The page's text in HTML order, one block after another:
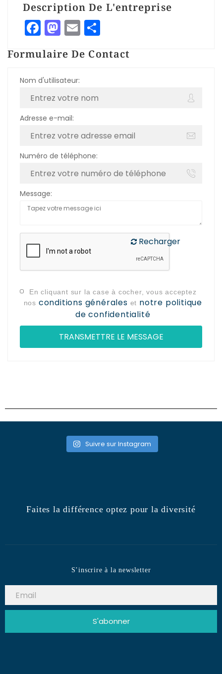
Description De L'entreprise
Facebook
Mastodon
Email
Formulaire De Contact
Nom d'utilisateur:
Adresse e-mail:
Numéro de téléphone:
Message:
Recharger
En cliquant sur la case à cocher, vous acceptez
nos conditions générales et notre politique
de confidentialité
Suivre sur Instagram
Faites la différence optez pour la diversité
S’inscrire à la newsletter
S'abonner